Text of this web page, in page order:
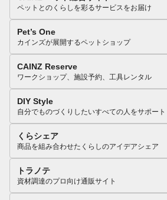
ペットとのくらしを彩るサービスをお届け
Pet’s One
カインズが展開するペットショップ
CAINZ Reserve
ワークショップ、施設予約、工具レンタル
DIY Style
自分でものづくりしたいすべての人をサポート
くらシェア
商品を組み合わせたくらしのアイデアシェア
トラノテ
資材調達のプロ向け通販サイト